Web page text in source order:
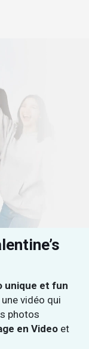
unique et fun
vidéo qui
photos
en Video et